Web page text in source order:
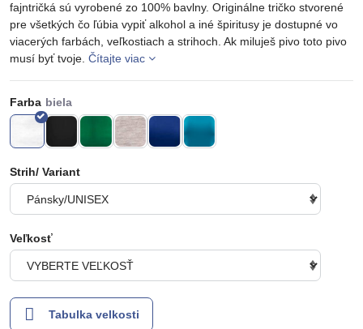
fajntričká sú vyrobené zo 100% bavlny. Originálne tričko stvorené
pre všetkých čo ľúbia vypiť alkohol a iné špiritusy je dostupné vo
viacerých farbách, veľkostiach a strihoch. Ak miluješ pivo toto pivo
musí byť tvoje. Čítajte viac
Farba
Strih/ Variant
Veľkosť
Tabulka velkosti